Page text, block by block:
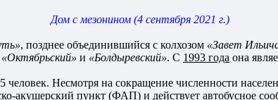
Дом с мезонином (4 сентября 2021 г.)
, позднее объединившийся с колхозом «Завет
«Октябрьский» и «Болдыревский». С 1993 года она
человек. Несмотря на сокращение численности
акушерский пункт (ФАП) и действует автобусное